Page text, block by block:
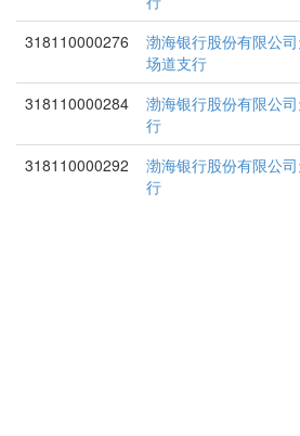
318110000276
渤海银行股份有限公
场道支行
318110000284
渤海银行股份有限公
行
318110000292
渤海银行股份有限公
行